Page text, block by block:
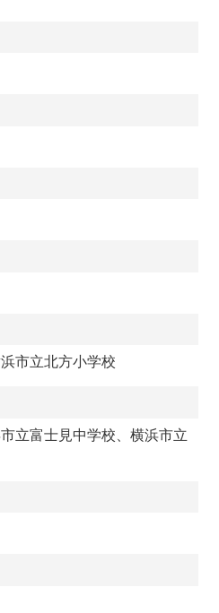
市立北方小学校
立富士見中学校、横浜市立